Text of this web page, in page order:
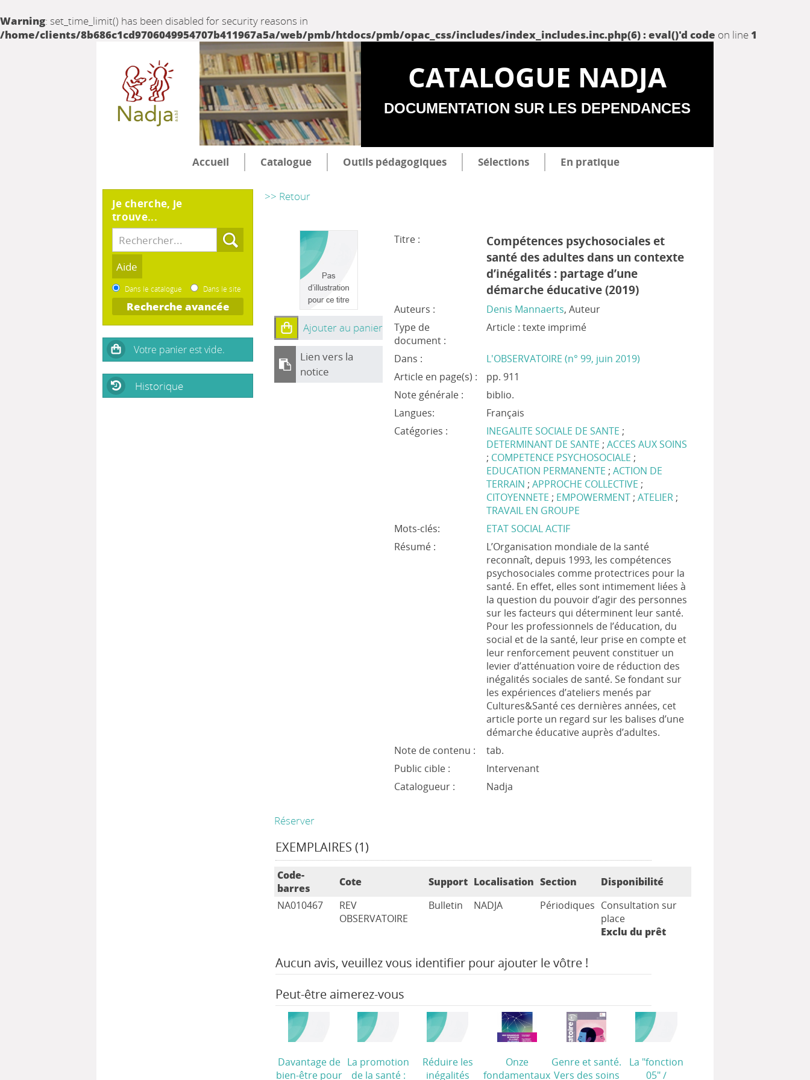
Warning: set_time_limit() has been disabled for security reasons in
/home/clients/8b686c1cd9706049954707b411967a5a/web/pmb/htdocs/pmb/opac_css/includes/index_includes.inc.php(6) : eval()'d code on line 1
CATALOGUE NADJA
DOCUMENTATION SUR LES DEPENDANCES
Accueil Catalogue Outils pédagogiques Sélections En pratique
>> Retour
Ajouter au panier
Lien vers la
notice
Titre :
Compétences psychosociales et
santé des adultes dans un contexte
d’inégalités : partage d’une
démarche éducative (2019)
Auteurs : Denis Mannaerts, Auteur
Type de
document :
Article : texte imprimé
Dans :
L'OBSERVATOIRE (n° 99, juin 2019)
Article en page(s) :
pp. 911
Note générale :
biblio.
Langues:
Français
Catégories :
INEGALITE SOCIALE DE SANTE ;
DETERMINANT DE SANTE ;ACCES AUX SOINS
; COMPETENCE PSYCHOSOCIALE ;
EDUCATION PERMANENTE ;ACTION DE
TERRAIN ;APPROCHE COLLECTIVE ;
CITOYENNETE ; EMPOWERMENT ;ATELIER ;
TRAVAIL EN GROUPE
Mots-clés:
ETAT SOCIAL ACTIF
Résumé :
L’Organisation mondiale de la santé
reconnaît, depuis 1993, les compétences
psychosociales comme protectrices pour la
santé. En effet, elles sont intimement liées à
la question du pouvoir d’agir des personnes
sur les facteurs qui déterminent leur santé.
Pour les professionnels de l’éducation, du
social et de la santé, leur prise en compte et
leur renforcement peuvent constituer un
levier d’atténuation voire de réduction des
inégalités sociales de santé. Se fondant sur
les expériences d’ateliers menés par
Cultures&Santé ces dernières années, cet
article porte un regard sur les balises d’une
démarche éducative auprès d’adultes.
Note de contenu :
tab.
Public cible :
Intervenant
Catalogueur :
Nadja
Réserver
EXEMPLAIRES (1)
Code-
barres
Cote Support Localisation Section
Disponibilité
NA010467
REV
OBSERVATOIRE
Bulletin NADJA Périodiques Consultation sur
place
Exclu du prêt
Aucun avis, veuillez vous identifier pour ajouter le vôtre !
Peut-être aimerez-vous
Davantage de
bien-être pour
La promotion
de la santé :
Réduire les
inégalités
Onze
fondamentaux
Genre et santé.
Vers des soins
La "fonction
05"/
Je cherche, je
trouve...
Dans le catalogue Dans le site
Recherche avancée
Historique